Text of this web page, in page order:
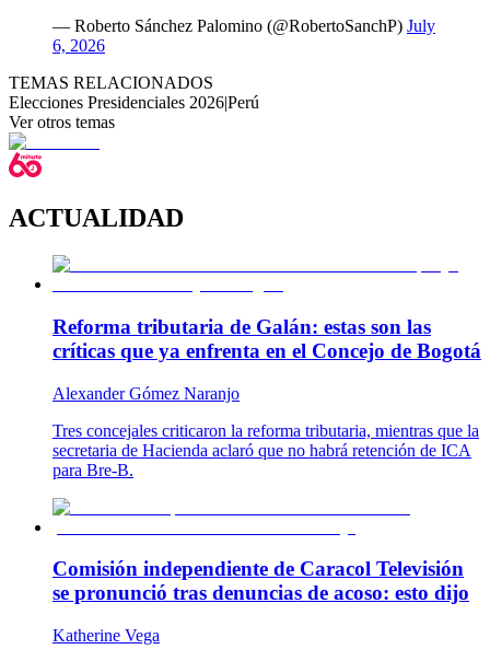
— Roberto Sánchez Palomino (@RobertoSanchP) July
6, 2026
TEMAS RELACIONADOS
Elecciones Presidenciales 2026|Perú
Ver otros temas
ACTUALIDAD
Reforma tributaria de Galán: estas son las
críticas que ya enfrenta en el Concejo de Bogotá
Alexander Gómez Naranjo
Tres concejales criticaron la reforma tributaria, mientras que la
secretaria de Hacienda aclaró que no habrá retención de ICA
para Bre-B.
Comisión independiente de Caracol Televisión
se pronunció tras denuncias de acoso: esto dijo
Katherine Vega